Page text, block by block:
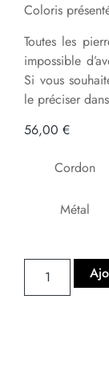
Coloris
Toutes les
impossible
Si vous
le préciser
56,00 €
Cordon
Métal